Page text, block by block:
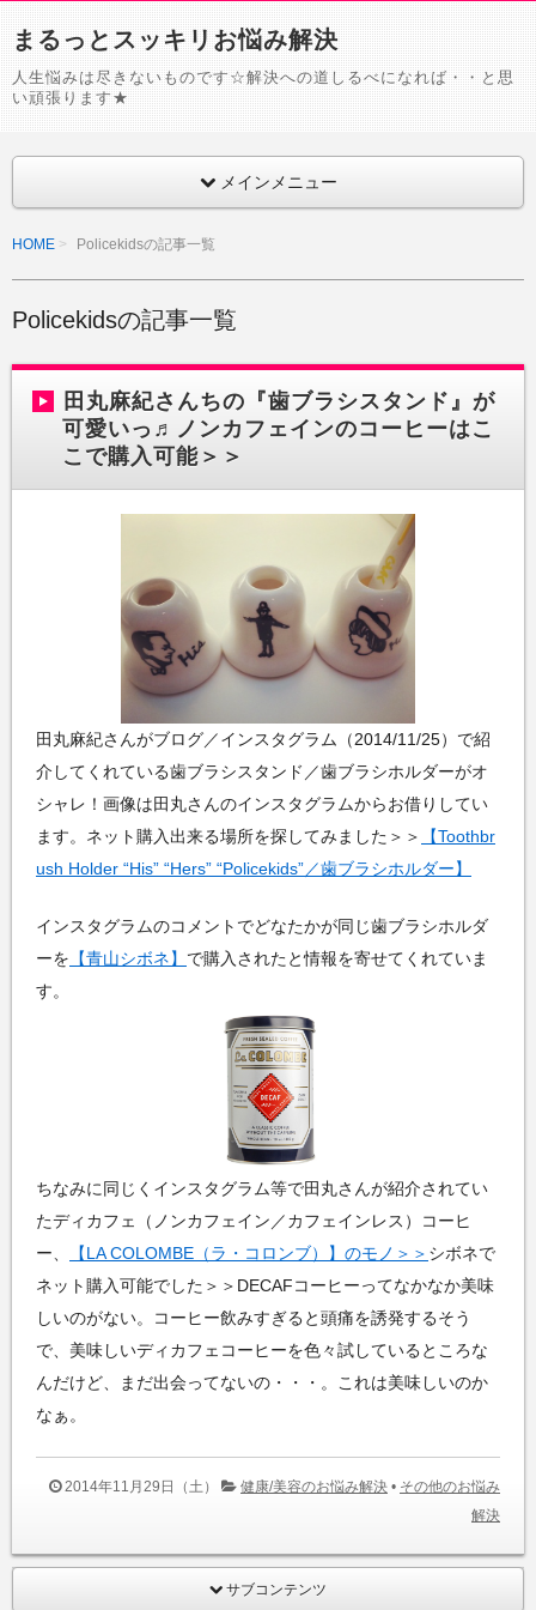
まるっとスッキリお悩み解決
人生悩みは尽きないものです☆解決への道しるべになれば・・と思
い頑張ります★
メインメニュー
HOME Policekidsの記事一覧
Policekidsの記事一覧
田丸麻紀さんちの『歯ブラシスタンド』が
可愛いっ♬ノンカフェインのコーヒーはこ
こで購入可能＞＞
田丸麻紀さんがブログ／インスタグラム（2014/11/25）で紹
介してくれている歯ブラシスタンド／歯ブラシホルダーがオ
シャレ！画像は田丸さんのインスタグラムからお借りしてい
ます。ネット購入出来る場所を探してみました＞＞
【Toothbr
ush Holder “His” “Hers” “Policekids”／歯ブラシホルダー】
インスタグラムのコメントでどなたかが同じ歯ブラシホルダ
ーを 【青山シボネ】 で購入されたと情報を寄せてくれていま
す。
ちなみに同じくインスタグラム等で田丸さんが紹介されてい
たディカフェ（ノンカフェイン／カフェインレス）コーヒ
ー、
【LA COLOMBE（ラ・コロンブ）】のモノ＞＞ シボネで
ネット購入可能でした＞＞DECAFコーヒーってなかなか美味
しいのがない。コーヒー飲みすぎると頭痛を誘発するそう
で、美味しいディカフェコーヒーを色々試しているところな
んだけど、まだ出会ってないの・・・。これは美味しいのか
なぁ。
2014年11月29日（土） 健康/美容のお悩み解決 • その他のお悩み
解決
サブコンテンツ